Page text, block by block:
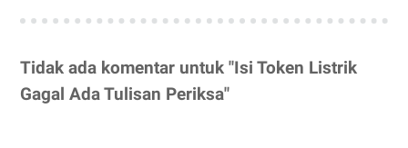
Tidak ada komentar untuk "Isi Token Listrik
Gagal Ada Tulisan Periksa"